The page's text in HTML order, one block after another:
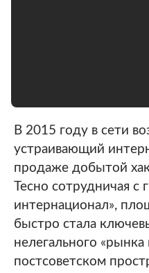
В 2015 году в сети
устраивающий
продаже добытой
Тесно сотрудничая
интернационал»,
быстро стала
нелегального
постсоветском